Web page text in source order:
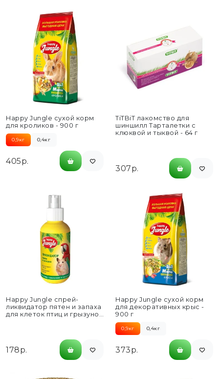
Happy Jungle сухой корм
для кроликов - 900 г
0,9кг 0,4кг
405р.
TiTBiT лакомство для
шиншилл Тарталетки с
клюквой и тыквой - 64 г
307р.
Happy Jungle спрей-
ликвидатор пятен и запаха
для клеток птиц и грызунов
178р.
Happy Jungle сухой корм
для декоративных крыс -
900 г
0,9кг 0,4кг
373р.